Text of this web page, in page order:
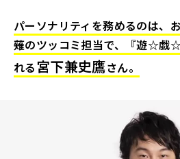
パーソナリティを務めるのは、
薙のツッコミ担当で、『遊☆戯
れる宮下兼史鷹さん。